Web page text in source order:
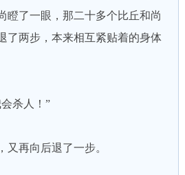
瞪了一眼，那二十多个比丘和尚
了两步，本来相互紧贴着的身体
杀人！”
又再向后退了一步。